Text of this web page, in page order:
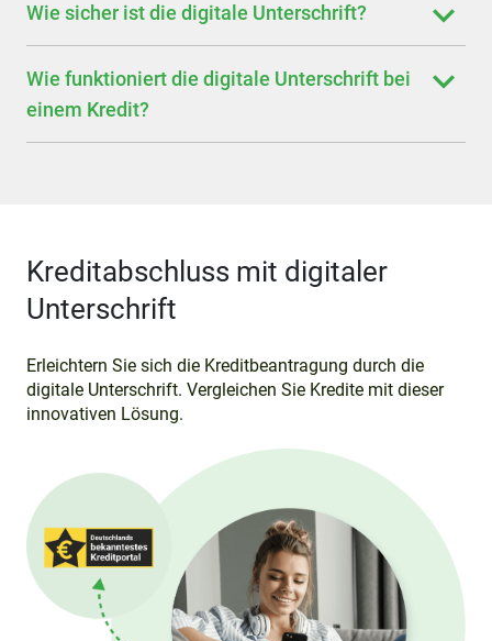
Wie sicher ist die digitale Unterschrift?
Wie funktioniert die digitale Unterschrift bei
einem Kredit?
Kreditabschluss mit digitaler
Unterschrift
Erleichtern Sie sich die Kreditbeantragung durch die
digitale Unterschrift. Vergleichen Sie Kredite mit dieser
innovativen Lösung.